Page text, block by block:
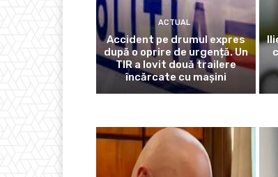
ACTUAL
Accident pe drumul expres
după o oprire de urgență. Un
TIR a lovit două trailere
încărcate cu mașini